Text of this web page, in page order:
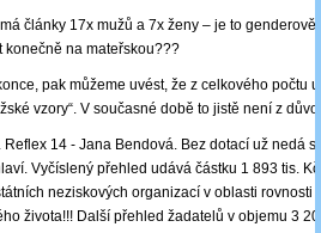
články 17x mužů a 7x ženy – je to
konečně na mateřskou???
pak můžeme uvést, že z celkového počtu
vzory“. V současné době to jistě není z
Reflex 14 - Jana Bendová. Bez dotací už nedá
Vyčíslený přehled udává částku 1 893 tis.
neziskových organizací v oblasti rovnosti
života!!! Další přehled žadatelů v objemu 3